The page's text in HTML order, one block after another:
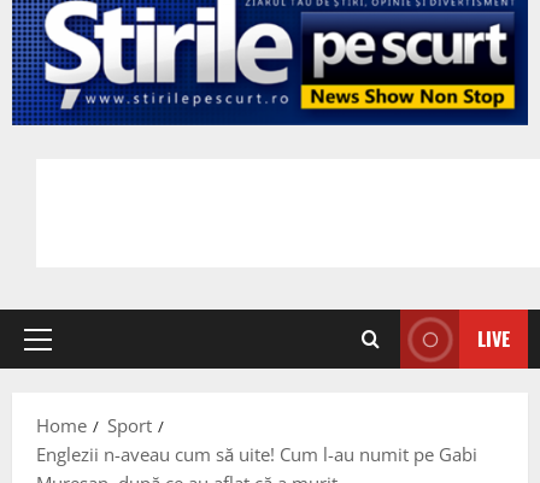
Primary
LIVE
Home
Sport
Englezii n-aveau cum să uite! Cum l-au numit pe Gabi